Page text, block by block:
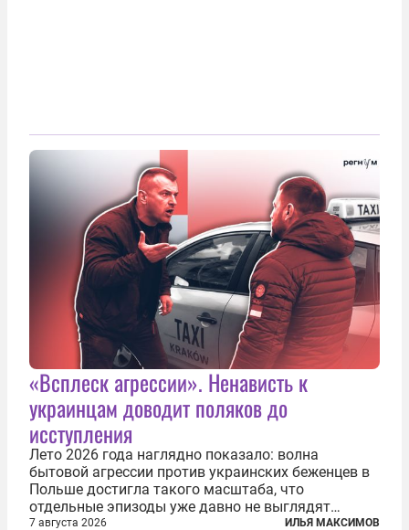
«Всплеск агрессии». Ненависть к
украинцам доводит поляков до
исступления
Лето 2026 года наглядно показало: волна
бытовой агрессии против украинских беженцев в
Польше достигла такого масштаба, что
отдельные эпизоды уже давно не выглядят
случайными. Поляки, судя по происходящему,
7 августа 2026 ИЛЬЯ МАКСИМОВ